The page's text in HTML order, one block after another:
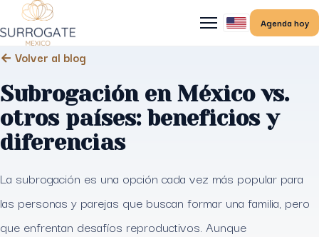
Agenda hoy
← Volver al blog
Subrogación en México vs.
otros países: beneficios y
diferencias
La subrogación es una opción cada vez más popular para
las personas y parejas que buscan formar una familia, pero
que enfrentan desafíos reproductivos. Aunque